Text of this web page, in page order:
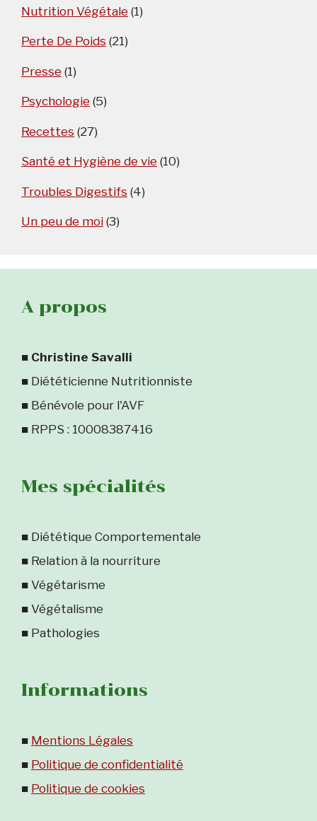
Nutrition Végétale (1)
Perte De Poids (21)
Presse (1)
Psychologie (5)
Recettes (27)
Santé et Hygiène de vie (10)
Troubles Digestifs (4)
Un peu de moi (3)
A propos
■ Christine Savalli
■ Diététicienne Nutritionniste
■ Bénévole pour l'AVF
■ RPPS : 10008387416
Mes spécialités
■ Diététique Comportementale
■ Relation à la nourriture
■ Végétarisme
■ Végétalisme
■ Pathologies
Informations
■ Mentions Légales
■ Politique de confidentialité
■ Politique de cookies